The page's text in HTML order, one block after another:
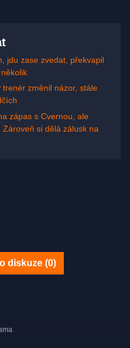
jdu zase zvedat, překvapil
změnil názor, stále
zápas s Cvernou, ale
si dělá zálusk na
diskuze (0)